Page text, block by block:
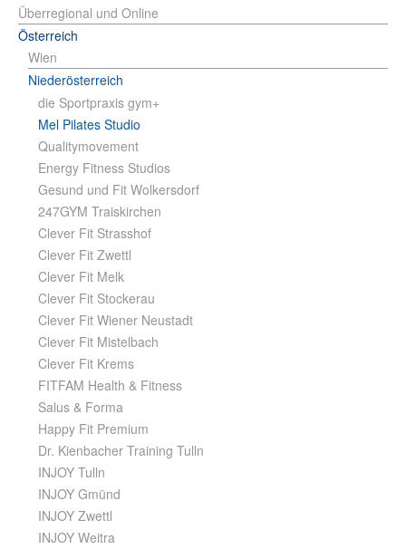
Überregional und Online
Österreich
Wien
Niederösterreich
die Sportpraxis gym+
Mel Pilates Studio
Qualitymovement
Energy Fitness Studios
Gesund und Fit Wolkersdorf
247GYM Traiskirchen
Clever Fit Strasshof
Clever Fit Zwettl
Clever Fit Melk
Clever Fit Stockerau
Clever Fit Wiener Neustadt
Clever Fit Mistelbach
Clever Fit Krems
FITFAM Health & Fitness
Salus & Forma
Happy Fit Premium
Dr. Kienbacher Training Tulln
INJOY Tulln
INJOY Gmünd
INJOY Zwettl
INJOY Weitra